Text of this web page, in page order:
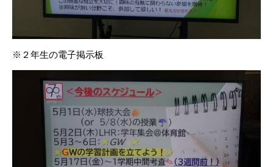
※２年生の電子掲示板